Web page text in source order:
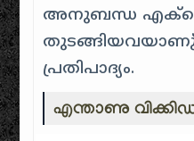
അനുബന്ധ
തുടങ്ങിയവയാണു്
പ്രതിപാദ്യം.
എന്താണു